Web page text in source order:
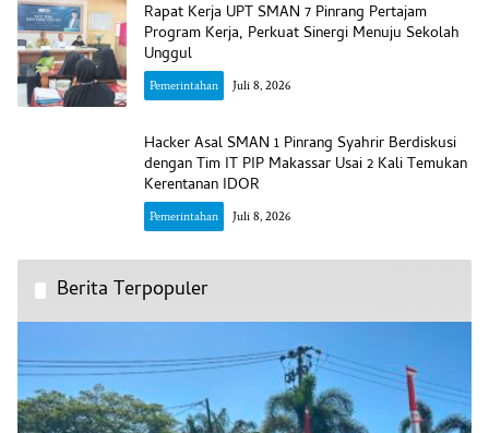
Rapat Kerja UPT SMAN 7 Pinrang Pertajam
Program Kerja, Perkuat Sinergi Menuju Sekolah
Unggul
Pemerintahan Juli 8, 2026
Hacker Asal SMAN 1 Pinrang Syahrir Berdiskusi
dengan Tim IT PIP Makassar Usai 2 Kali Temukan
Kerentanan IDOR
Pemerintahan Juli 8, 2026
Berita Terpopuler